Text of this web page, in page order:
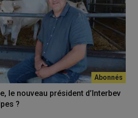
le nouveau président d’Interbev
?